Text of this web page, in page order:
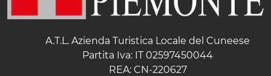
A.T.L. Azienda Turistica Locale del Cuneese
Partita Iva: IT 02597450044
REA: CN-220627